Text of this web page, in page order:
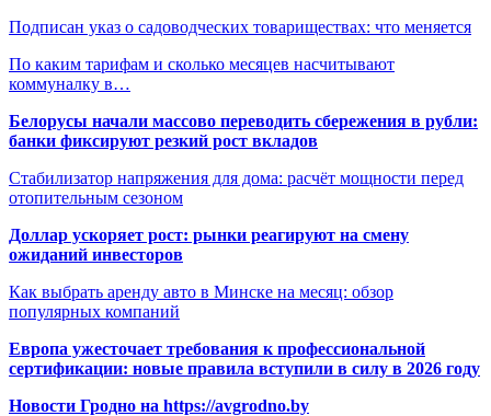
Подписан указ о садоводческих товариществах: что меняется
По каким тарифам и сколько месяцев насчитывают
коммуналку в…
Белорусы начали массово переводить сбережения в рубли:
банки фиксируют резкий рост вкладов
Стабилизатор напряжения для дома: расчёт мощности перед
отопительным сезоном
Доллар ускоряет рост: рынки реагируют на смену
ожиданий инвесторов
Как выбрать аренду авто в Минске на месяц: обзор
популярных компаний
Европа ужесточает требования к профессиональной
сертификации: новые правила вступили в силу в 2026 году
Новости Гродно на https://avgrodno.by